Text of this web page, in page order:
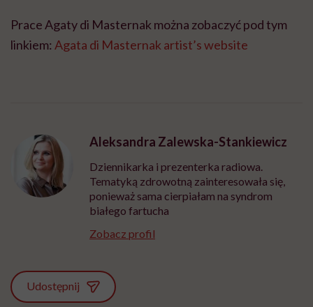
Prace Agaty di Masternak można zobaczyć pod tym
linkiem: Agata di Masternak artist’s website
Aleksandra Zalewska-Stankiewicz
Dziennikarka i prezenterka radiowa.
Tematyką zdrowotną zainteresowała się,
ponieważ sama cierpiałam na syndrom
białego fartucha
Zobacz profil
Udostępnij